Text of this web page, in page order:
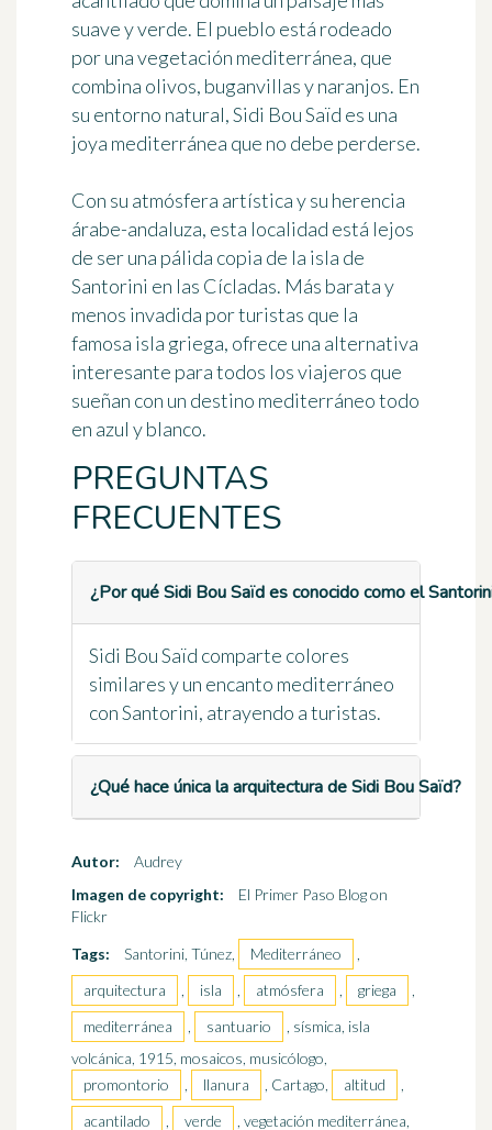
suave y verde. El pueblo está rodeado
por una vegetación mediterránea, que
combina olivos, buganvillas y naranjos. En
su entorno natural, Sidi Bou Saïd es una
joya mediterránea que no debe perderse.
Con su atmósfera artística y su herencia
árabe-andaluza, esta localidad está lejos
de ser una pálida copia de la isla de
Santorini en las Cícladas. Más barata y
menos invadida por turistas que la
famosa isla griega, ofrece una alternativa
interesante para todos los viajeros que
sueñan con un destino mediterráneo todo
en azul y blanco.
PREGUNTAS
FRECUENTES
¿Por qué Sidi Bou Saïd es conocido como el
Sidi Bou Saïd comparte colores
similares y un encanto mediterráneo
con Santorini, atrayendo a turistas.
¿Qué hace única la arquitectura de Sidi Bou Saïd?
Autor:
Audrey
Imagen de copyright:
El Primer Paso Blog on
Flickr
Tags:
Santorini, Túnez, Mediterráneo
,
arquitectura
, isla , atmósfera , griega
,
mediterránea
, santuario
, sísmica, isla
volcánica, 1915, mosaicos, musicólogo,
promontorio
, llanura , Cartago, altitud
,
acantilado
, verde , vegetación mediterránea,